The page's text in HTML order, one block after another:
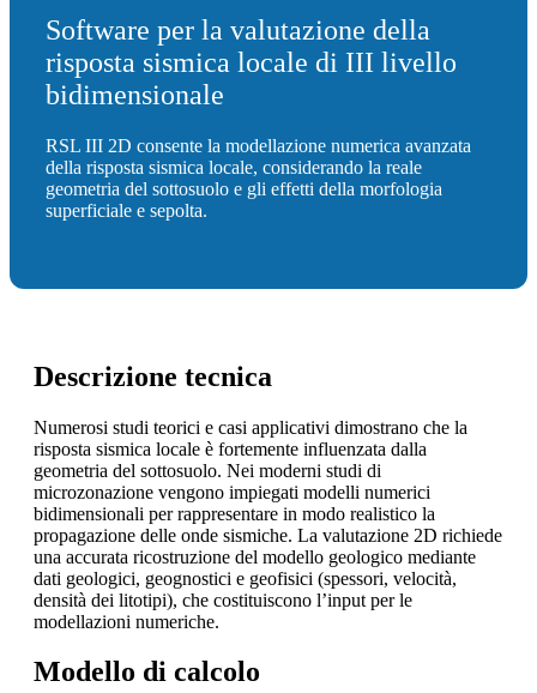
Software per la valutazione della
risposta sismica locale di III livello
bidimensionale
RSL III 2D consente la modellazione numerica avanzata
della risposta sismica locale, considerando la reale
geometria del sottosuolo e gli effetti della morfologia
superficiale e sepolta.
Descrizione tecnica
Numerosi studi teorici e casi applicativi dimostrano che la
risposta sismica locale è fortemente influenzata dalla
geometria del sottosuolo. Nei moderni studi di
microzonazione vengono impiegati modelli numerici
bidimensionali per rappresentare in modo realistico la
propagazione delle onde sismiche. La valutazione 2D richiede
una accurata ricostruzione del modello geologico mediante
dati geologici, geognostici e geofisici (spessori, velocità,
densità dei litotipi), che costituiscono l’input per le
modellazioni numeriche.
Modello di calcolo